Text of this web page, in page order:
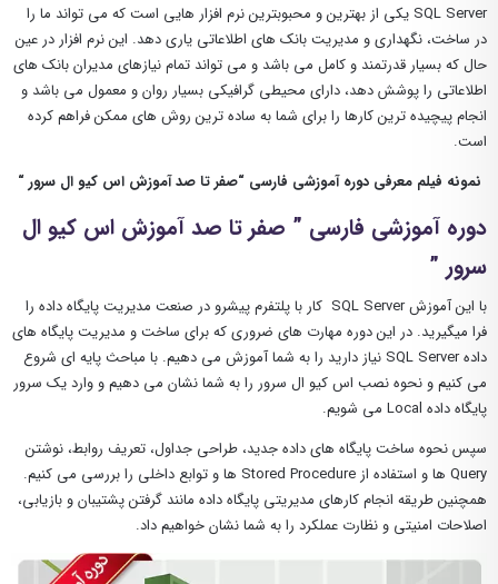
SQL Server یکی از بهترین و محبوبترین نرم افزار هایی است که می تواند ما را
در ساخت، نگهداری و مدیریت بانک های اطلاعاتی یاری دهد. این نرم افزار در عین
حال که بسیار قدرتمند و کامل می باشد و می تواند تمام نیازهای مدیران بانک های
اطلاعاتی را پوشش دهد، دارای محیطی گرافیکی بسیار روان و معمول می باشد و
انجام پیچیده ترین کارها را برای شما به ساده ترین روش های ممکن فراهم کرده
است.
نمونه فیلم معرفی دوره آموزشی فارسی “صفر تا صد آموزش اس کیو ال سرور “
دوره آموزشی فارسی ” صفر تا صد آموزش اس کیو ال
سرور ”
با این آموزش SQL Server کار باپلتفرم پیشرو در صنعت مدیریت پایگاه داده را
فرا میگیرید. در این دوره مهارت های ضروری که برای ساخت و مدیریت پایگاه های
داده SQL Server نیاز دارید را به شما آموزش می دهیم. با مباحث پایه ای شروع
می کنیم و نحوه نصب اس کیو ال سروررا به شما نشان می دهیم و وارد یک سرور
پایگاه داده Local می شویم.
سپس نحوه ساخت پایگاه های داده جدید، طراحی جداول، تعریف روابط، نوشتن
Query ها و استفاده از Stored Procedure ها و توابع داخلی را بررسی می کنیم.
همچنین طریقه انجام کارهای مدیریتی پایگاه داده مانند گرفتن پشتیبان و بازیابی،
اصلاحات امنیتی و نظارت عملکرد را به شما نشان خواهیم داد.